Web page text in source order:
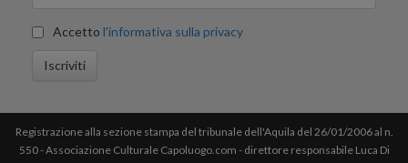
Accetto l'informativa sulla privacy
Iscriviti
Registrazione alla sezione stampa del tribunale dell'Aquila del 26/01/2006 al n.
550 - Associazione Culturale Capoluogo.com - direttore responsabile Luca Di